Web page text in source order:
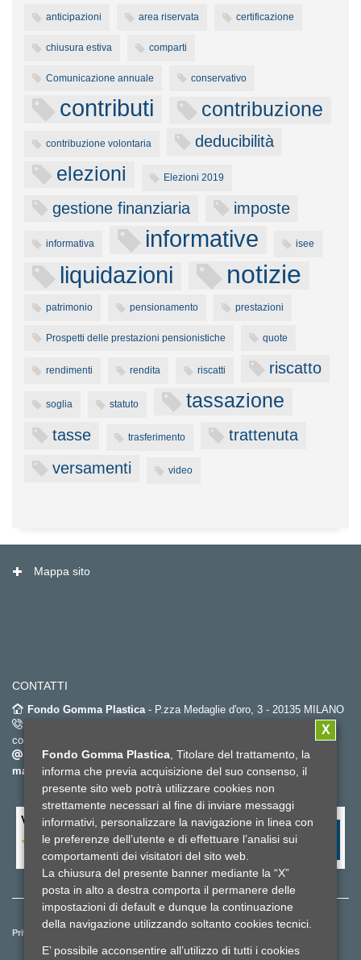
anticipazioni area riservata certificazione
chiusura estiva comparti
Comunicazione annuale conservativo
contributi contribuzione
contribuzione volontaria deducibilità
elezioni Elezioni 2019
gestione finanziaria imposte
informativa informative isee
liquidazioni notizie
patrimonio pensionamento prestazioni
Prospetti delle prestazioni pensionistiche quote
rendimenti rendita riscatti riscatto
soglia statuto tassazione
tasse trasferimento
trattenuta
versamenti
video
Mappa sito
CONTATTI
Fondo Gomma Plastica - P.zza Medaglie d'oro, 3 - 20135 MILANO
(dal lunedì al venerdì dalle 9.00 alle 18.00 – orario
continuato) -
info@fondogommaplastica.it -
fondogommaplastica@pec-
mail.it
Valuta il sito fondo gomma plastica*
Privacy e cookies policy
Lavora con noi
Credits
Fondo Gomma Plastica , Titolare del trattamento, la
informa che previa acquisizione del suo consenso, il
presente sito web potrà utilizzare cookies non
strettamente necessari al fine di inviare messaggi
informativi, personalizzare la navigazione in linea con
le preferenze dell’utente e di effettuare l’analisi sui
comportamenti dei visitatori del sito web.
La chiusura del presente banner mediante la “X”
posta in alto a destra comporta il permanere delle
impostazioni di default e dunque la continuazione
della navigazione utilizzando soltanto cookies tecnici.
E’ possibile acconsentire all’utilizzo di tutti i cookies
X